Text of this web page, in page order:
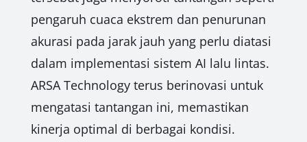
pengaruh cuaca ekstrem dan penurunan
akurasi pada jarak jauh yang perlu diatasi
dalam implementasi sistem AI lalu lintas.
ARSA Technology terus berinovasi untuk
mengatasi tantangan ini, memastikan
kinerja optimal di berbagai kondisi.